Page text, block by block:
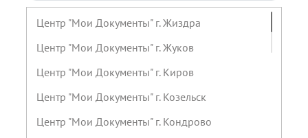
Центр "Мои Документы" г. Жиздра
Центр "Мои Документы" г. Жуков
Центр "Мои Документы" г. Киров
Центр "Мои Документы" г. Козельск
Центр "Мои Документы" г. Кондрово